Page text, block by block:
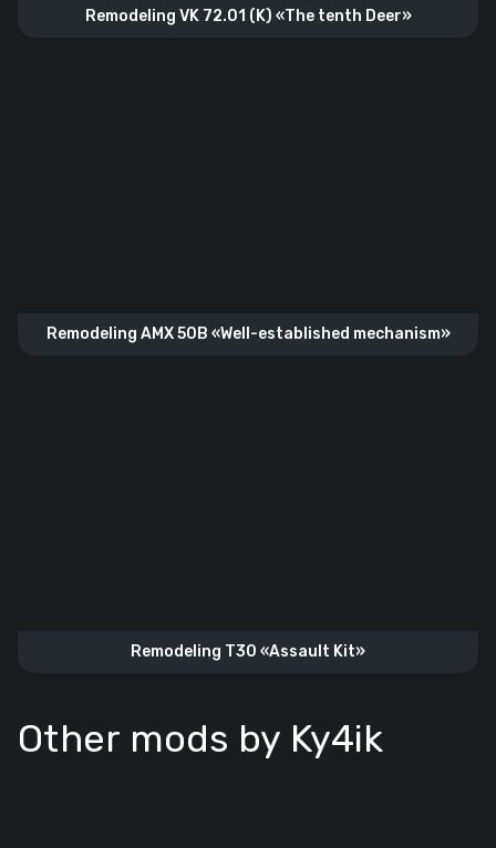
Remodeling VK 72.01 (K) «The tenth Deer»
Remodeling AMX 50B «Well-established mechanism»
Remodeling T30 «Assault Kit»
Other mods by Ky4ik